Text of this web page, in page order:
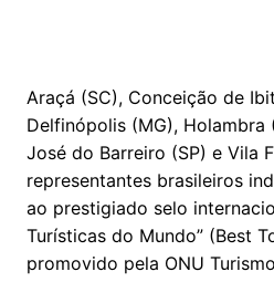
Araçá (SC), Conceição de
Delfinópolis (MG), Holambra
José do Barreiro (SP) e Vila
representantes brasileiros
ao prestigiado selo
Turísticas do Mundo” (Best
promovido pela ONU